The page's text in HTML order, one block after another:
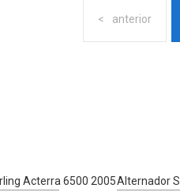
anterior
Acterra 6500 2005Alternador